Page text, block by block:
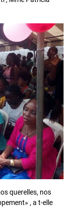
querelles, nos
, a t-elle